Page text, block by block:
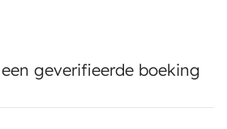
geverifieerde boeking